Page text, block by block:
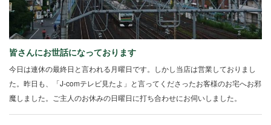
皆さんにお世話になっております
今日は連休の最終日と言われる月曜日です。しかし当店は営業しておりまし
た。昨日も、「J-comテレビ見たよ」と言ってくださったお客様のお宅へお邪
魔しました。ご主人のお休みの日曜日に打ち合わせにお伺いしました。